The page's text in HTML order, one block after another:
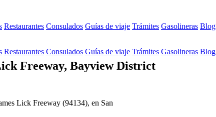
Restaurantes Consulados Guías de viaje Trámites Gasolineras Blog
Restaurantes Consulados Guías de viaje Trámites Gasolineras Blog
Freeway, Bayview District
Lick Freeway (94134), en San